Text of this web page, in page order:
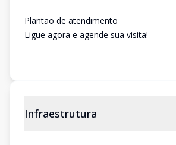
Plantão de atendimento
Ligue agora e agende sua visita!
Infraestrutura